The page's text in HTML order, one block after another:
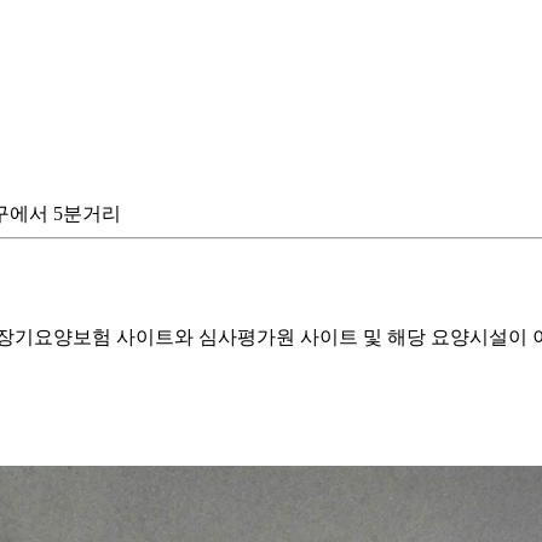
에서 5분거리
요양보험 사이트와 심사평가원 사이트 및 해당 요양시설